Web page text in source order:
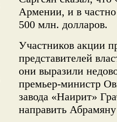
Армении, и в
500 млн. долларов.
Участников акции
представителей
они выразили
премьер-министр
завода «Наирит»
направить